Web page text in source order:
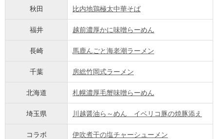
秋田 比内地鶏極太中華そば
福井 越前濃厚かに味噌らーめん
長崎 馬鹿んごと海老潮ラーメン
千葉 房総竹岡式ラーメン
北海道 札幌濃厚毛蟹味噌らーめん
埼玉県 川越醤油ら～めん イベリコ豚の焼豚添え
コラボ 伊吹煮干の塩チャーシューメン